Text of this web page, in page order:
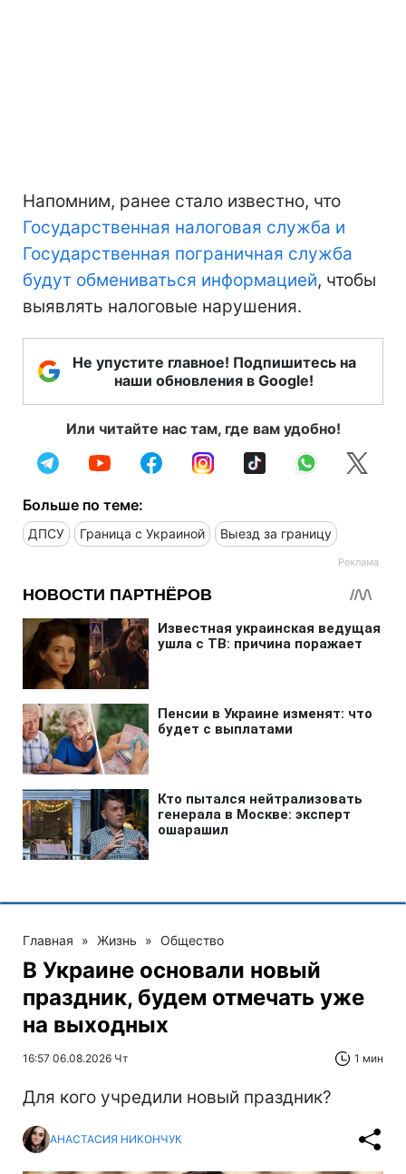
Напомним, ранее стало известно, что
Государственная налоговая служба и
Государственная пограничная служба
будут обмениваться информацией, чтобы
выявлять налоговые нарушения.
Не упустите главное! Подпишитесь на
наши обновления в Google!
Или читайте нас там, где вам удобно!
Больше по теме:
ДПСУ Граница с Украиной Выезд за границу
Главная » Жизнь » Общество
В Украине основали новый
праздник, будем отмечать уже
на выходных
16:57 06.08.2026 Чт 1 мин
Для кого учредили новый праздник?
АНАСТАСИЯ НИКОНЧУК